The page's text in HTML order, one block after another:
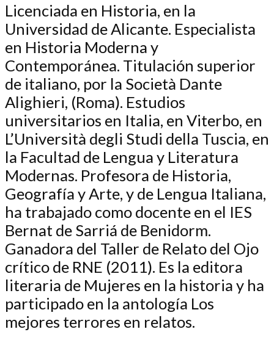
Licenciada en Historia, en la
Universidad de Alicante. Especialista
en Historia Moderna y
Contemporánea. Titulación superior
de italiano, por la Società Dante
Alighieri, (Roma). Estudios
universitarios en Italia, en Viterbo, en
L’Università degli Studi della Tuscia, en
la Facultad de Lengua y Literatura
Modernas. Profesora de Historia,
Geografía y Arte, y de Lengua Italiana,
ha trabajado como docente en el IES
Bernat de Sarriá de Benidorm.
Ganadora del Taller de Relato del Ojo
crítico de RNE (2011). Es la editora
literaria de Mujeres en la historia y ha
participado en la antología Los
mejores terrores en relatos.